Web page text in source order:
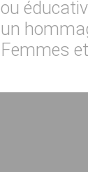
ou
un
Femmes